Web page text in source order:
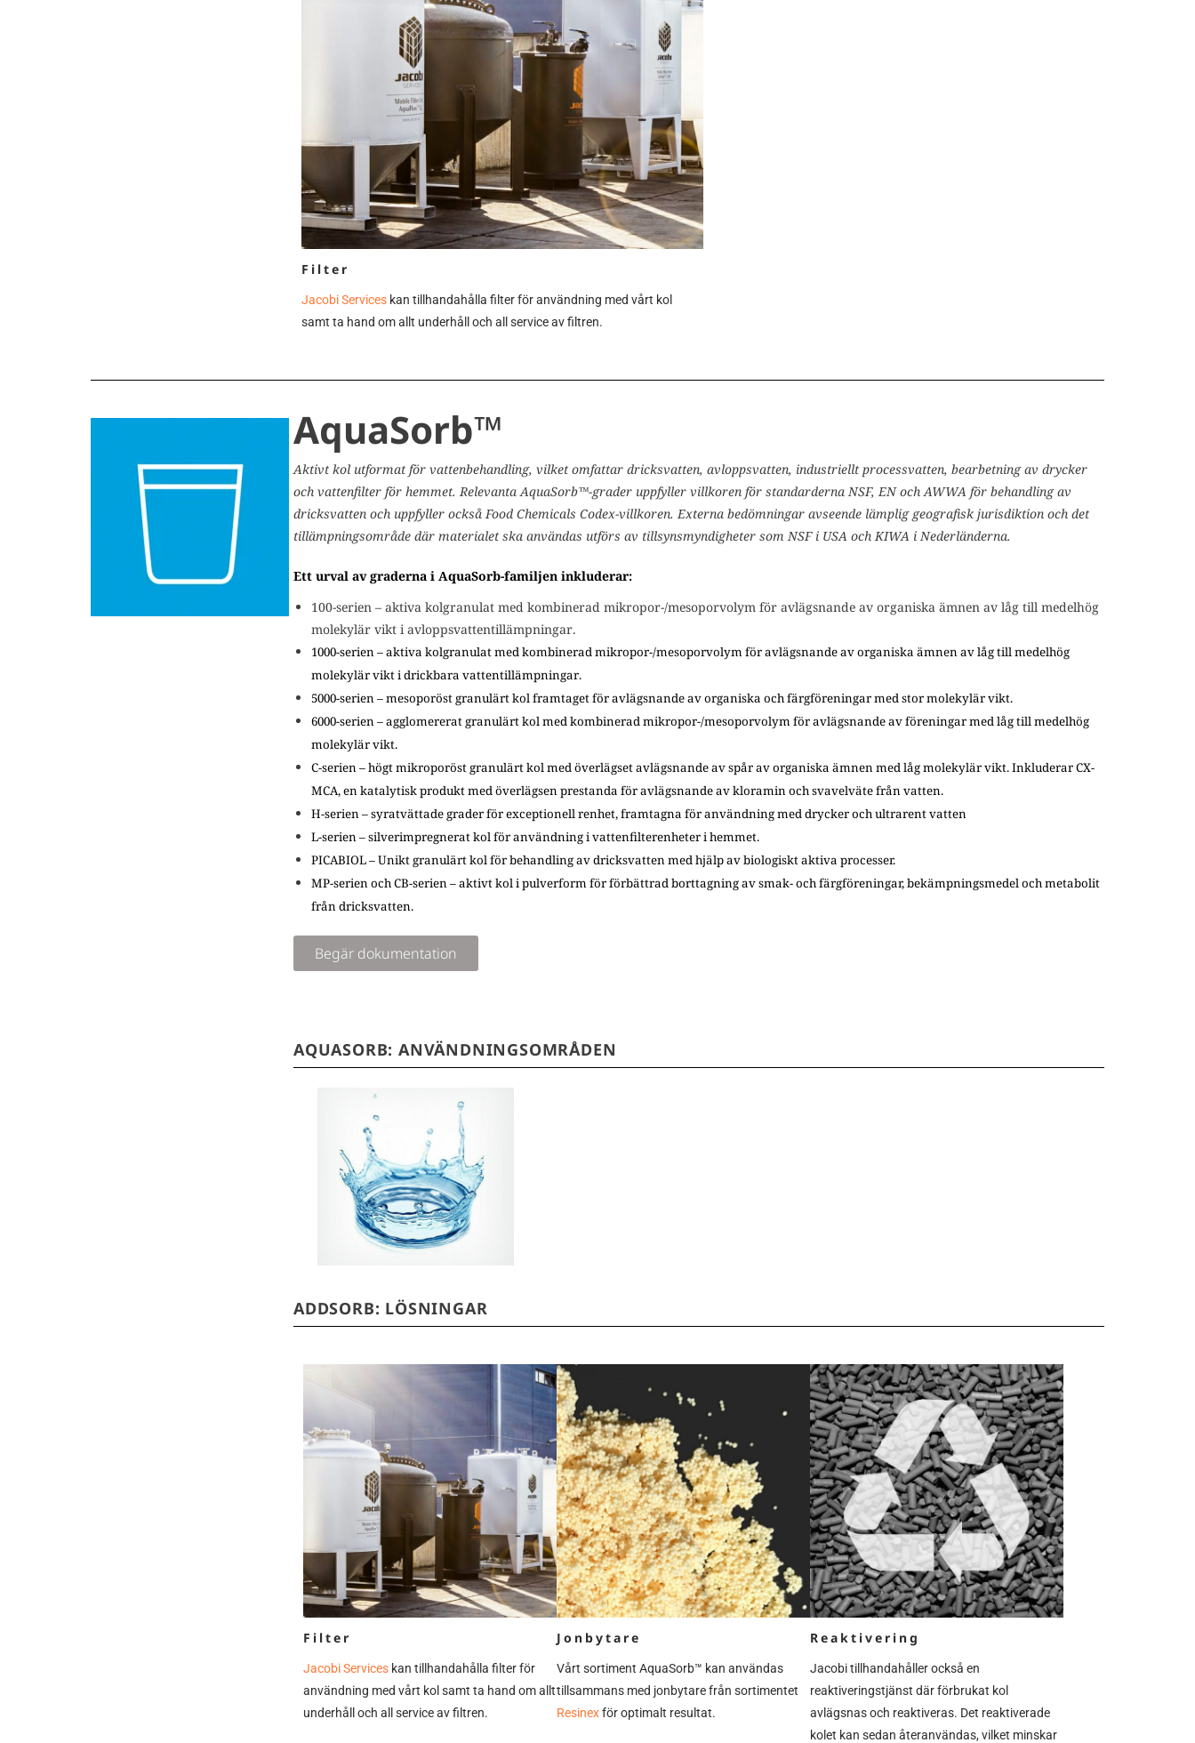
Filter
Jacobi Services kan tillhandahålla filter för användning med vårt kol
samt ta hand om allt underhåll och all service av filtren.
AquaSorb™
Aktivt kol utformat för vattenbehandling, vilket omfattar dricksvatten, avloppsvatten, industriellt processvatten, bearbetning av drycker
och vattenfilter för hemmet. Relevanta AquaSorb™-grader uppfyller villkoren för standarderna NSF, EN och AWWA för behandling av
dricksvatten och uppfyller också Food Chemicals Codex-villkoren. Externa bedömningar avseende lämplig geografisk jurisdiktion och det
tillämpningsområde där materialet ska användas utförs av tillsynsmyndigheter som NSF i USA och KIWA i Nederländerna.
Ett urval av graderna i AquaSorb-familjen inkluderar:
100-serien – aktiva kolgranulat med kombinerad mikropor-/mesoporvolym för avlägsnande av organiska ämnen av låg till medelhög
molekylär vikt i avloppsvattentillämpningar.
1000-serien –aktiva kolgranulat med kombinerad mikropor-/mesoporvolym för avlägsnande av organiska ämnen av låg till medelhög
molekylär viktidrickbara vattentillämpningar.
5000-serien – mesoporöst granulärt kol framtaget för avlägsnande av organiska och färgföreningar med stor molekylär vikt.
6000-serien – agglomererat granulärt kol med kombinerad mikropor-/mesoporvolym för avlägsnande av föreningar med låg till medelhög
molekylär vikt.
C-serien – högt mikroporöst granulärt kol med överlägset avlägsnande av spår av organiska ämnen med låg molekylär vikt. Inkluderar CX-
MCA, en katalytisk produkt med överlägsen prestanda för avlägsnande av kloramin och svavelväte från vatten.
H-serien – syratvättade grader för exceptionell renhet, framtagna för användning med drycker och ultrarent vatten
L-serien –silverimpregnerat kol föranvändningi vattenfilterenheter i hemmet.
PICABIOL – Unikt granulärt kol för behandling av dricksvatten med hjälp av biologiskt aktiva processer.
MP-serien och CB-serien – aktivt kol i pulverform för förbättrad borttagning av smak- och färgföreningar, bekämpningsmedel och metabolit
från dricksvatten.
Begär dokumentation
AQUASORB: ANVÄNDNINGSOMRÅDEN
I en värld där oron över förorening
av vattenkällor ökar är vårt aktiva
kol ofta sista försvarslinjen i
behandlingen av drickbart vatten
för konsumenter runt om i världen.
ADDSORB: LÖSNINGAR
Filter
Jacobi Services kan tillhandahålla filter för
användning med vårt kol samt ta hand om allt
underhåll och all service av filtren.
Jonbytare
Vårt sortiment AquaSorb™ kan användas
tillsammans med jonbytare från sortimentet
Resinexför optimalt resultat.
Reaktivering
Jacobi tillhandahåller också en
reaktiveringstjänst där förbrukat kol
avlägsnas och reaktiveras. Det reaktiverade
kolet kan sedan återanvändas, vilket minskar